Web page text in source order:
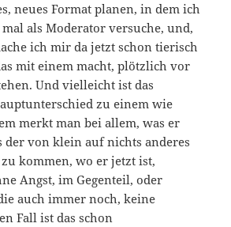
neues Format planen, in dem ich
als Moderator versuche, und,
ich mir da jetzt schon tierisch
mit einem macht, plötzlich vor
Und vielleicht ist das
zu einem wie
merkt man bei allem, was er
der von klein auf nichts anderes
kommen, wo er jetzt ist,
Angst, im Gegenteil, oder
auch immer noch, keine
Fall ist das schon